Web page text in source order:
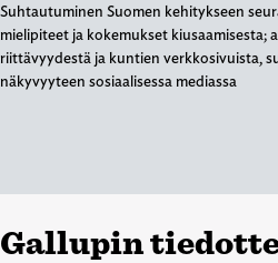
Suhtautuminen Suomen kehitykseen
mielipiteet ja kokemukset kiusaamisesta;
riittävyydestä ja kuntien verkkosivuista,
näkyvyyteen sosiaalisessa mediassa
Gallupin